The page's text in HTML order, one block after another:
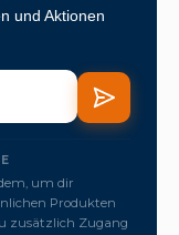
und Aktionen
um dir
Produkten
zusätzlich Zugang